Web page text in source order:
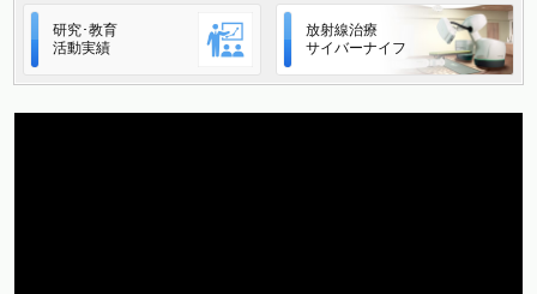
研究･教育
活動実績
放射線治療
サイバーナイフ